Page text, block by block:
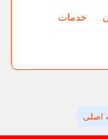
خدمات
اصلی